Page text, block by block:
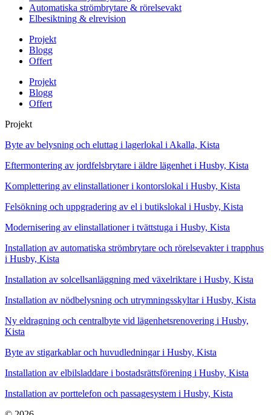
Automatiska strömbrytare & rörelsevakt
Elbesiktning & elrevision
Projekt
Blogg
Offert
Projekt
Blogg
Offert
Projekt
Byte av belysning och eluttag i lagerlokal i Akalla, Kista
Eftermontering av jordfelsbrytare i äldre lägenhet i Husby, Kista
Komplettering av elinstallationer i kontorslokal i Husby, Kista
Felsökning och uppgradering av el i butikslokal i Husby, Kista
Modernisering av elinstallationer i tvättstuga i Husby, Kista
Installation av automatiska strömbrytare och rörelsevakter i trapphus
i Husby, Kista
Installation av solcellsanläggning med växelriktare i Husby, Kista
Installation av nödbelysning och utrymningsskyltar i Husby, Kista
Ny eldragning och centralbyte vid lägenhetsrenovering i Husby,
Kista
Byte av stigarkablar och huvudledningar i Husby, Kista
Installation av elbilsladdare i bostadsrättsförening i Husby, Kista
Installation av porttelefon och passagesystem i Husby, Kista